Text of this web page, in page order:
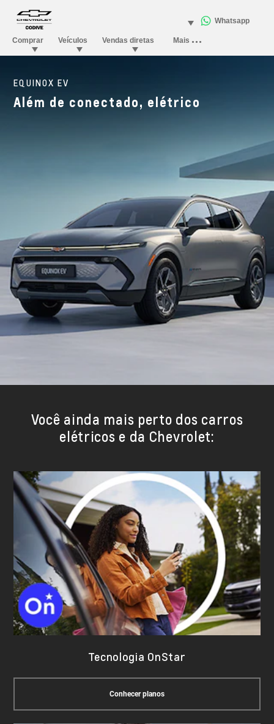
EQUINOX EV
Além de conectado, elétrico
Você ainda mais perto dos carros
elétricos e da Chevrolet:
Tecnologia OnStar
Conhecer planos